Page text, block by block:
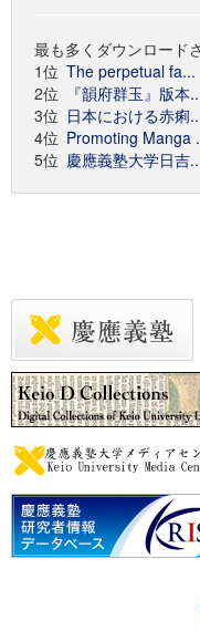
最も多くダウンロード
1位 The perpetual fa...
2位
『韻府群玉』版本
3位 日本における赤痢
4位 Promoting Manga
5位 慶應義塾大学日吉